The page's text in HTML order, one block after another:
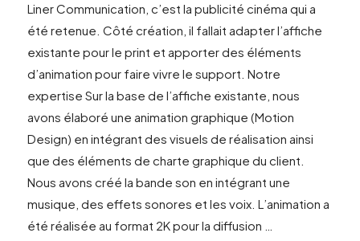
VIEW POST
Liner Communication, c’est la publicité cinéma qui a
été retenue. Côté création, il fallait adapter l’affiche
existante pour le print et apporter des éléments
d’animation pour faire vivre le support. Notre
expertise Sur la base de l’affiche existante, nous
avons élaboré une animation graphique (Motion
Design) en intégrant des visuels de réalisation ainsi
que des éléments de charte graphique du client.
Nous avons créé la bande son en intégrant une
musique, des effets sonores et les voix. L’animation a
été réalisée au format 2K pour la diffusion …